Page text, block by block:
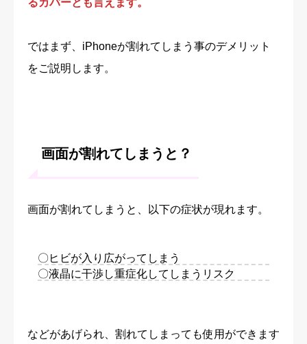
るカバーとも言えます。
ではまず、iPhoneが割れてしまう事のデメリット
をご説明します。
画面が割れてしまうと？
画面が割れてしまうと、以下の症状が現れます。
〇ヒビが入り広がってしまう
〇液晶に干渉し重症化してしまうリスク
などがあげられ、割れてしまっても使用ができます